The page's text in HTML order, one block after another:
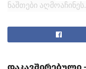
ნაშთები
მილიონი წლის წინ,
მთლიანად